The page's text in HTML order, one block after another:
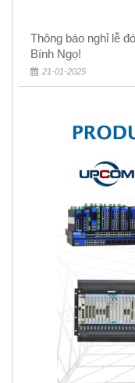
Thông báo nghỉ lễ
Bính Ngọ!
21-01-2025